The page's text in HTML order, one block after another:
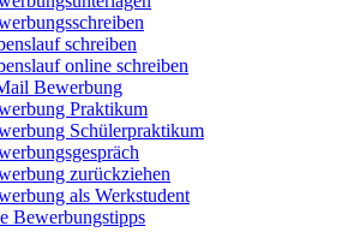
schreiben
online schreiben
Bewerbung
Praktikum
Schülerpraktikum
zurückziehen
als Werkstudent
Bewerbungstipps